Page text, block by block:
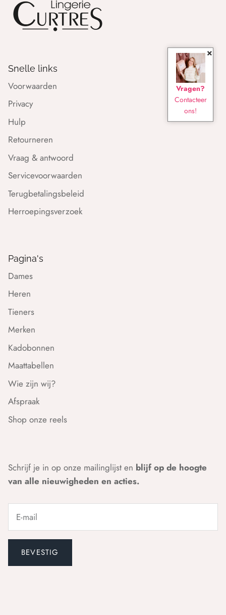
×
Vragen?
Contacteer
ons!
Snelle links
Voorwaarden
Privacy
Hulp
Retourneren
Vraag & antwoord
Servicevoorwaarden
Terugbetalingsbeleid
Herroepingsverzoek
Pagina's
Dames
Heren
Tieners
Merken
Kadobonnen
Maattabellen
Wie zijn wij?
Afspraak
Shop onze reels
Schrijf je in op onze mailinglijst en blijf op de hoogte
van alle nieuwigheden en acties.
BEVESTIG